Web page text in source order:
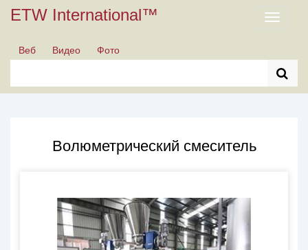
ETW International™
Toggle
Веб
Видео Фото
Волюметрический смеситель